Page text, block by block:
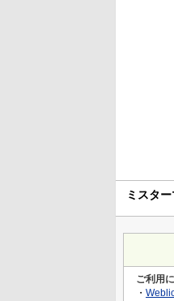
ミスタ
ご利用
・